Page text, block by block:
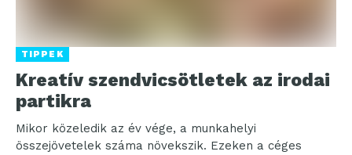
TIPPEK
Kreatív szendvicsötletek az irodai
partikra
Mikor közeledik az év vége, a munkahelyi
összejövetelek száma növekszik. Ezeken a céges